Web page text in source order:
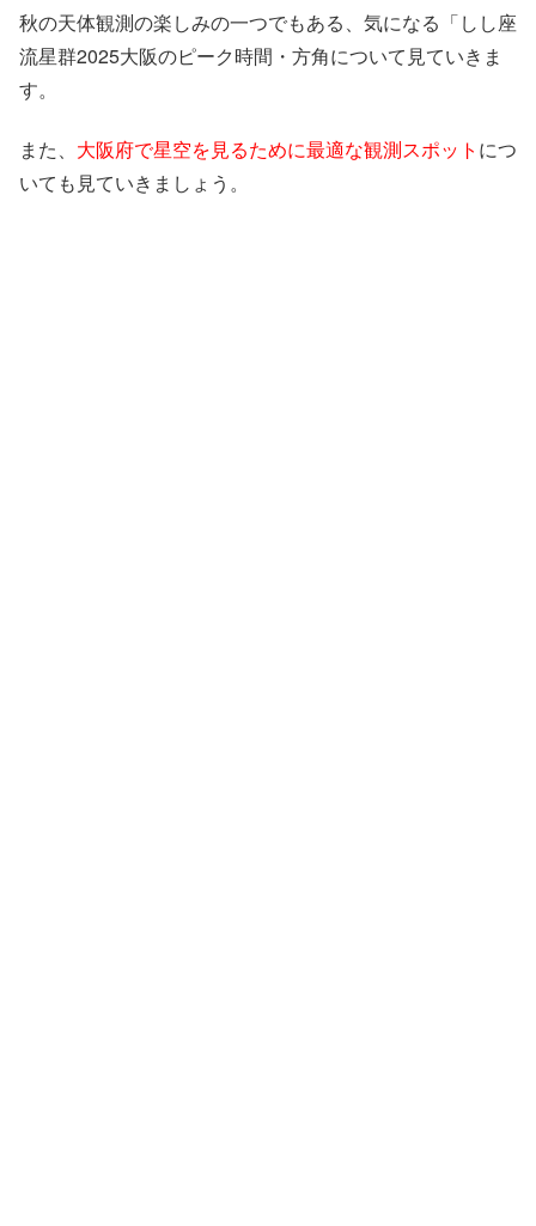
秋の天体観測の楽しみの一つでもある、気になる「しし座
流星群2025大阪のピーク時間・方角について見ていきま
す。
また、 大阪府で星空を見るために最適な観測スポット につ
いても見ていきましょう。